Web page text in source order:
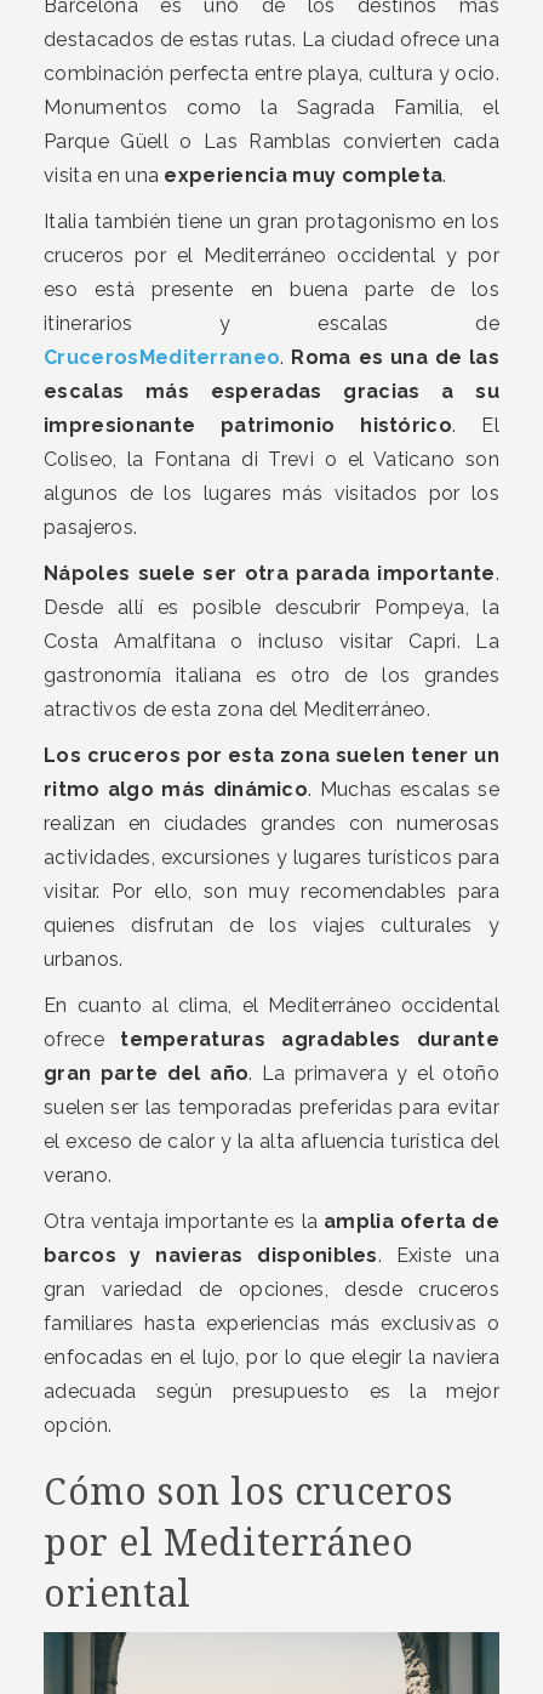
Barcelona es uno de los destinos más
destacados de estas rutas. La ciudad ofrece una
combinación perfecta entre playa, cultura y ocio.
Monumentos como la Sagrada Familia, el
Parque Güell o Las Ramblas convierten cada
visita en una experiencia muy completa.
Italia también tiene un gran protagonismo en los
cruceros por el Mediterráneo occidental y por
eso está presente en buena parte de los
itinerarios y escalas de
CrucerosMediterraneo. Roma es una de las
escalas más esperadas gracias a su
impresionante patrimonio histórico. El
Coliseo, la Fontana di Trevi o el Vaticano son
algunos de los lugares más visitados por los
pasajeros.
Nápoles suele ser otra parada importante.
Desde allí es posible descubrir Pompeya, la
Costa Amalfitana o incluso visitar Capri. La
gastronomía italiana es otro de los grandes
atractivos de esta zona del Mediterráneo.
Los cruceros por esta zona suelen tener un
ritmo algo más dinámico. Muchas escalas se
realizan en ciudades grandes con numerosas
actividades, excursiones y lugares turísticos para
visitar. Por ello, son muy recomendables para
quienes disfrutan de los viajes culturales y
urbanos.
En cuanto al clima, el Mediterráneo occidental
ofrece temperaturas agradables durante
gran parte del año. La primavera y el otoño
suelen ser las temporadas preferidas para evitar
el exceso de calor y la alta afluencia turística del
verano.
Otra ventaja importante es la amplia oferta de
barcos y navieras disponibles. Existe una
gran variedad de opciones, desde cruceros
familiares hasta experiencias más exclusivas o
enfocadas en el lujo, por lo que elegir la naviera
adecuada según presupuesto es la mejor
opción.
Cómo son los cruceros
por el Mediterráneo
oriental